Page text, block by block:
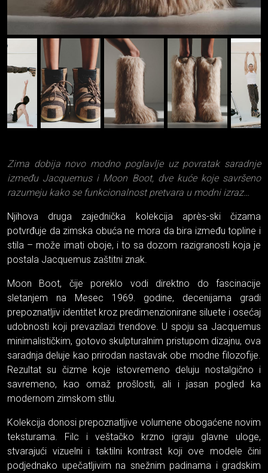
Zima dobija novo modno poglavlje uz povratak saradnje
između Jacquemus i Moon Boot, dve kuće koje savršeno
razumeju kako se funkcionalnost pretvara u modni izraz…
Njihova druga zajednička kolekcija après-ski čizama
potvrđuje da zimska obuća ne mora da bira između topline i
stila – može imati oboje, i to sa dozom razigranosti koja je
postala Jacquemus zaštitni znak.
Moon Boot, čije poreklo vodi direktno do fascinacije
sletanjem na Mesec 1969. godine, decenijama gradi
prepoznatljiv identitet kroz predimenzionirane siluete i osećaj
udobnosti koji prevazilazi trendove. U spoju sa Jacquemus
minimalističkim, gotovo skulpturalnim pristupom dizajnu, ova
saradnja deluje kao prirodan nastavak obe modne filozofije.
Rezultat su čizme koje istovremeno deluju nostalgično i
savremeno, kao omaž prošlosti, ali i jasan pogled ka
modernom zimskom stilu.
Kolekcija donosi prepoznatljive volumene obogaćene novim
teksturama. Filc i veštačko krzno igraju glavne uloge,
stvarajući vizuelni i taktilni kontrast koji ove modele čini
podjednako upečatljivim na snežnim padinama i gradskim